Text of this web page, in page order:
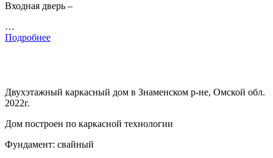
Входная дверь –
…
Подробнее
Двухэтажный каркасный дом в Знаменском р-не, Омской обл.
2022г.
Дом построен по каркасной технологии
Фундамент: свайный